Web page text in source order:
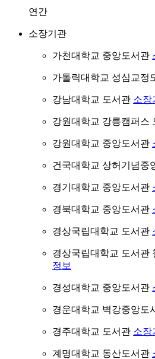
연간
소장기관
가천대학교 중앙도서관
가톨릭대학교 성심교정
강남대학교 도서관 소장
강원대학교 강릉캠퍼스
강원대학교 중앙도서관
건국대학교 상허기념중
경기대학교 중앙도서관
경북대학교 중앙도서관
경상국립대학교 도서관
경상국립대학교 도서관
정보
경성대학교 중앙도서관
경운대학교 벽강중앙도
경주대학교 도서관 소장
계명대학교 동산도서관